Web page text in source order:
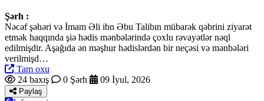
Şərh :
Nəcəf şəhəri və İmam Əli ibn Əbu Talibın mübarək qəbrini ziyarət
etmək haqqında şiə hədis mənbələrində çoxlu rəvayətlər nəql
edilmişdir. Aşağıda ən məşhur hədislərdən bir neçəsi və mənbələri
verilmişd…
Tam oxu
24 baxış
0 Şərh 09 İyul, 2026
Paylaş